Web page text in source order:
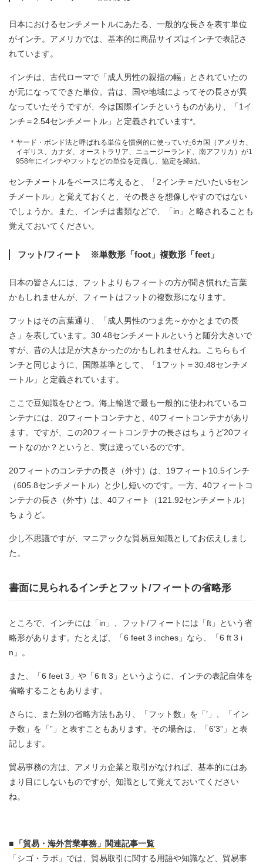
日本におけるセンチメートルにあたる、一般的な長さを表す単位
がインチ。アメリカでは、基本的に商品サイズはインチで表記さ
れています。
インチは、古代ローマで「成人男性の親指の幅」とされていたの
が元になってできた単位。昔は、国や地域によってその長さが異
なっていたそうですが、今は国際インチというものがあり、「1イ
ンチ＝2.54センチメートル」と定義されています*。
＊ヤード・ポンド法と呼ばれる単位を慣例的に使っていた6カ国（アメリカ、
イギリス、カナダ、オーストラリア、ニュージーランド、南アフリカ）が1
958年にインチやフットなどの単位を定義し、協定を締結。
センチメートルをベースに考えると、「2インチ＝だいたい5セン
チメートル」と覚えておくと、その長さを想像しやすのではない
でしょうか。また、インチは書類などで、「in」と略されることも
覚えておいてください。
フット/フィート ※単数形「foot」複数形「feet」
日本の皆さんには、フットよりもフィートの方が聞き慣れた言葉
かもしれませんが、フィートはフットの複数形になります。
フットはその言葉通り、「成人男性のつま先～かかとまでの長
さ」を表しています。30.48センチメートルというと随分大きいで
すが、昔の人は足が大きかったのかもしれませんね。こちらもイ
ンチと同じように、国際基準として、「1フット＝30.48センチメ
ートル」と定義されています。
ここで豆知識をひとつ。海上輸送で最も一般的に使われているコ
ンテナには、20フィートコンテナと、40フィートコンテナがあり
ます。ですが、この20フィートコンテナの長さはちょうど20フィ
ートなのか？というと、実は違っているのです。
20フィートのコンテナの長さ（外寸）は、19フィート10.5インチ
（605.8センチメートル）と少し短いのです。一方、40フィートコ
ンテナの長さ（外寸）は、40フィート（121.92センチメートル）
ちょうど。
少し不思議ですが、マニアックな貿易豆知識としてお伝えしまし
た。
書面に見られるインチとフット/フィートの省略形
ところで、インチには「in」、フット/フィートには「ft」という省
略形があります。たとえば、「6 feet 3 inches」なら、「6 ft 3 i
n」。
また、「6 feet 3」や「6 ft 3」というように、インチの表記自体を
省略することもあります。
さらに、また別の省略方法もあり、「フット数」を「’」、「イン
チ数」を「”」と表すこともあります。その場合は、「6’3”」と表
記します。
貿易事務の方は、アメリカ企業と取引がなければ、基本的にはあ
まり目にしないものですが、知識として覚えておいてください
ね。
■
「貿易・海外営業事務」関連記事一覧
「シゴ・ラボ」では、貿易取引に関する用語や知識など、貿易事